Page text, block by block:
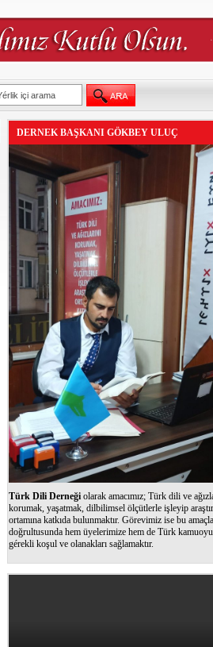
DERNEK BAŞKANI GÖKBEY ULUÇ
Türk Dili Derneği olarak amacımız; Türk dili ve
korumak, yaşatmak, dilbilimsel ölçütlerle işleyip
ortamına katkıda bulunmaktır. Görevimiz ise bu
doğrultusunda hem üyelerimize hem de Türk
gérekli koşul ve olanakları sağlamaktır.